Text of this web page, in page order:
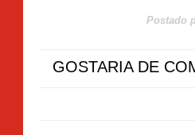
Postado
GOSTARIA DE